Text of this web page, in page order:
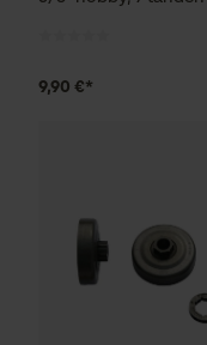
9,90 €*